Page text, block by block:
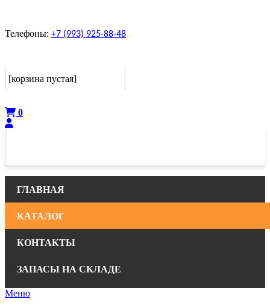
Телефоны: +7 (993) 925-88-48
[корзина пустая]
0
ГЛАВНАЯ
КАТАЛОГ
КОНТАКТЫ
ЗАПАСЫ НА СКЛАДЕ
Меню